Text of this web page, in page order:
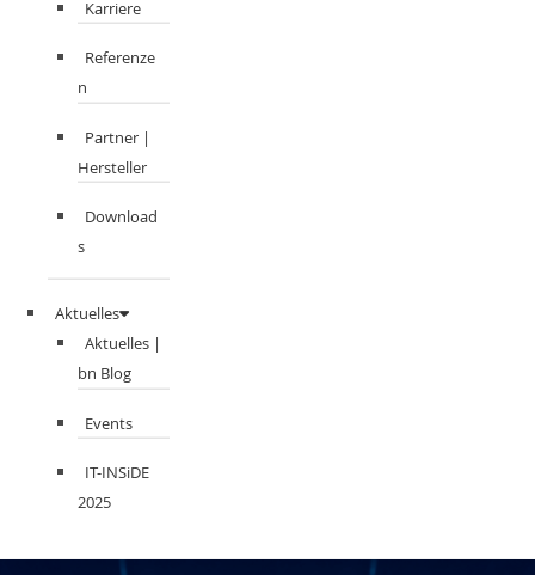
Karriere
Referenze
n
Partner |
Hersteller
Download
s
Aktuelles
Aktuelles |
bn Blog
Events
IT-INSiDE
2025